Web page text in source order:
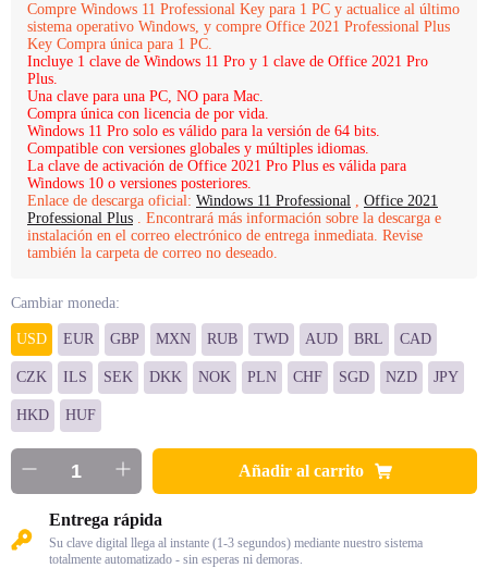
Compre Windows 11 Professional Key para 1 PC y actualice al último
sistema operativo Windows, y compre Office 2021 Professional Plus
Key Compra única para 1 PC.
Incluye 1 clave de Windows 11 Pro y 1 clave de Office 2021 Pro
Plus.
Una clave para una PC, NO para Mac.
Compra única con licencia de por vida.
Windows 11 Pro solo es válido para la versión de 64 bits.
Compatible con versiones globales y múltiples idiomas.
La clave de activación de Office 2021 Pro Plus es válida para
Windows 10 o versiones posteriores.
Enlace de descarga oficial: Windows 11 Professional , Office 2021
Professional Plus . Encontrará más información sobre la descarga e
instalación en el correo electrónico de entrega inmediata. Revise
también la carpeta de correo no deseado.
Cambiar moneda:
USD EUR GBP MXN RUB TWD AUD BRL CAD
CZK ILS SEK DKK NOK PLN CHF SGD NZD JPY
HKD HUF
Añadir al carrito
Entrega rápida
Su clave digital llega al instante (1-3 segundos) mediante nuestro sistema
totalmente automatizado - sin esperas ni demoras.